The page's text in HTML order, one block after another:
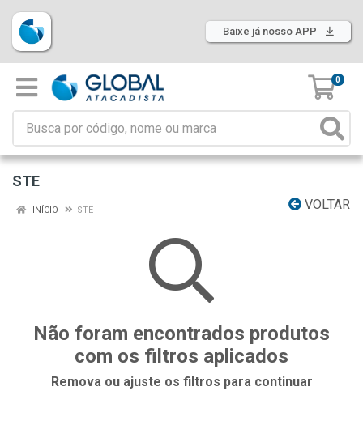
Baixe já nosso APP
0
STE
VOLTAR
INÍCIO STE
Não foram encontrados produtos
com os filtros aplicados
Remova ou ajuste os filtros para continuar